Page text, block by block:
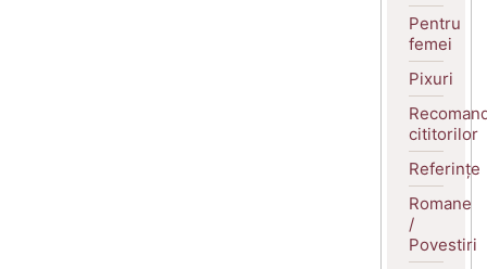
Pentru
femei
Pixuri
cititorilor
Referințe
Romane
/
Povestiri